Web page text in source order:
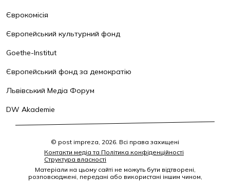
Єврокомісія
Європейський культурний фонд
Goethe-Institut
Європейський фонд за демократію
Львівський Медіа Форум
DW Akademie
© post impreza, 2026. Всі права захищені
Контакти медіа та Політика конфіденційності
Структура власності
Матеріали на цьому сайті не можуть бути відтворені,
розповсюджені, передані або використані іншим чином,